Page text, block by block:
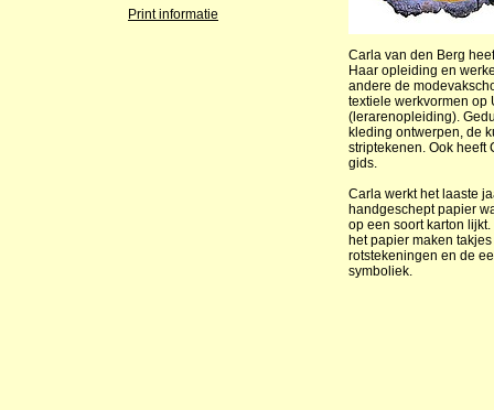
Print informatie
Carla van den Berg
Haar opleiding en
andere de
textiele werkvormen op
(lerarenopleiding).
kleding ontwerpen, de
striptekenen. Ook heeft
gids.
Carla werkt het laaste
handgeschept papier
op een soort karton
het papier maken
rotstekeningen en de
symboliek.